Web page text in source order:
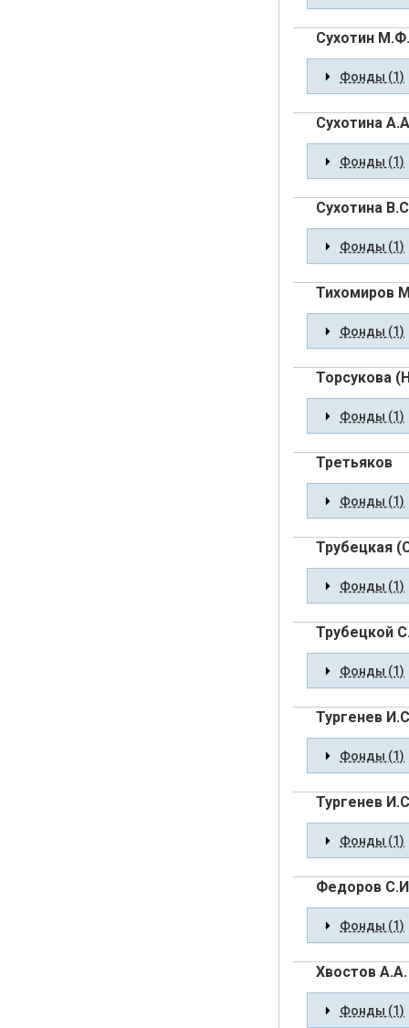
Сухотин М.Ф.
Фонды (1)
Сухотина
Фонды (1)
Сухотина
Фонды (1)
Тихомиров
Фонды (1)
Торсукова
Фонды (1)
Третьяков
Фонды (1)
Трубецкая
Фонды (1)
Трубецкой
Фонды (1)
Тургенев
Фонды (1)
Тургенев
Фонды (1)
Федоров
Фонды (1)
Хвостов А.А.
Фонды (1)